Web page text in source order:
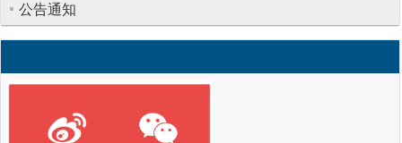
公告通知